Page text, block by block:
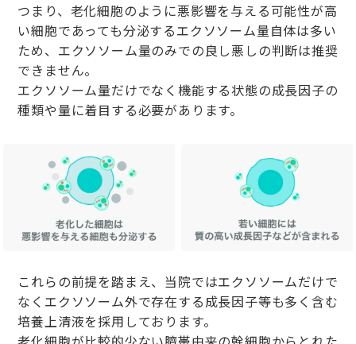
つまり、老化細胞のように悪影響を与える可能性が高
い細胞であっても分泌するエクソソーム量自体は多い
ため、エクソソーム量のみでの良し悪しの判断は推奨
できません。
エクソソーム量だけでなく機能する状態の成長因子の
種類や量に着目する必要があります。
これらの前提を踏まえ、当院ではエクソソームだけで
なくエクソソーム外で存在する成長因子等も多く含む
培養上清液を採用しております。